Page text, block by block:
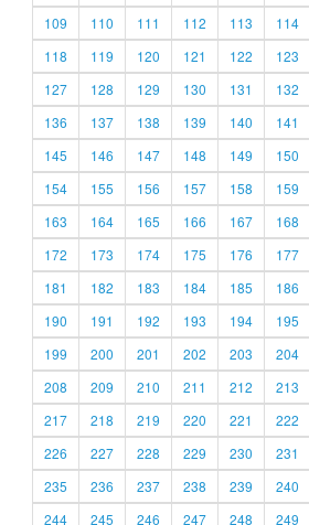
109
110 111 112 113 114
118
119 120 121 122 123
127
128 129 130 131 132
136
137 138 139 140 141
145
146 147 148 149 150
154
155 156 157 158 159
163
164 165 166 167 168
172
173 174 175 176 177
181
182 183 184 185 186
190
191 192 193 194 195
199
200 201 202 203 204
208
209 210 211 212 213
217
218 219 220 221 222
226
227 228 229 230 231
235
236 237 238 239 240
244
245 246 247 248 249